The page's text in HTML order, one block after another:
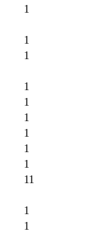
1
1
1
1
1
1
1
1
1
11
1
1